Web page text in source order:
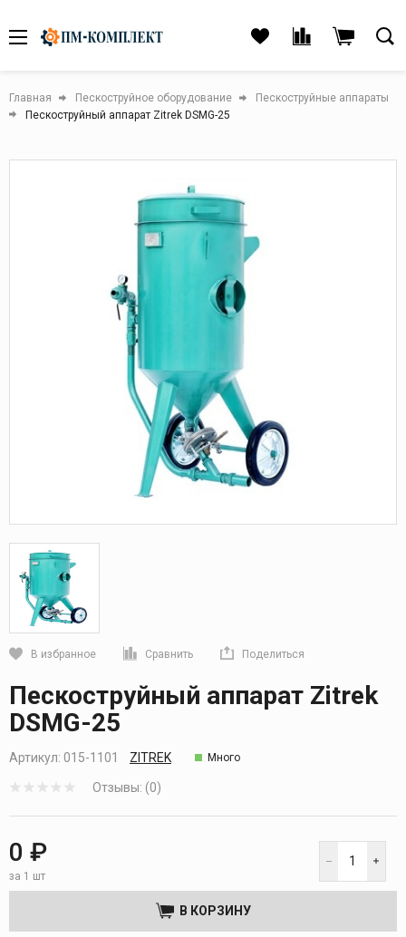
Главная Пескоструйное оборудование
Пескоструйные аппараты
Пескоструйный аппарат Zitrek DSMG-25
В избранное Сравнить Поделиться
Кликните, чтобы скопировать прямую ссылку
Пескоструйный аппарат Zitrek
DSMG-25
Артикул: 015-1101 ZITREK Много
Отзывы: (0)
0 ₽
за 1 шт
В КОРЗИНУ